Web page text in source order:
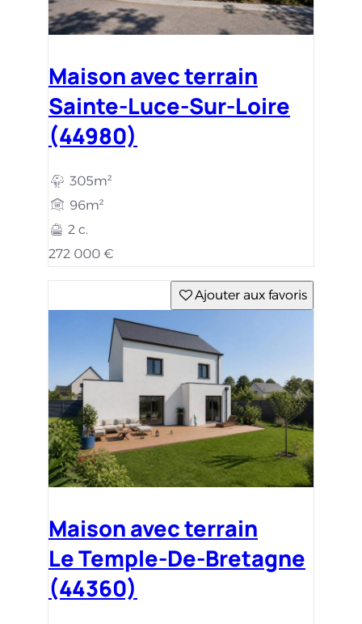
Maison avec terrain
Sainte-Luce-Sur-Loire
(44980)
305m²
96m²
2 c.
272 000 €
Ajouter aux favoris
Maison avec terrain
Le Temple-De-Bretagne
(44360)